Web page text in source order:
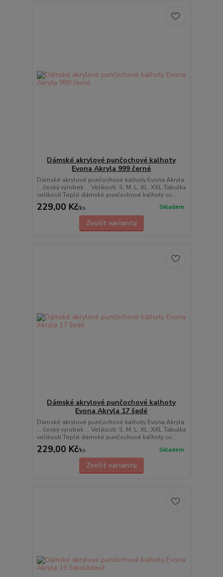
Dámské akrylové punčochové kalhoty
Evona Akryla 999 černé
Dámské akrylové punčochové kalhoty Evona Akryla
... český výrobek ... Velikosti: S, M, L, XL, XXL Tabulka
velikostí Teplé dámské punčochové kalhoty oc...
229,00 Kč/ks Skladem
Zvolit variantu
Dámské akrylové punčochové kalhoty
Evona Akryla 17 šedé
Dámské akrylové punčochové kalhoty Evona Akryla
... český výrobek ... Velikosti: S, M, L, XL, XXL Tabulka
velikostí Teplé dámské punčochové kalhoty oc...
229,00 Kč/ks Skladem
Zvolit variantu